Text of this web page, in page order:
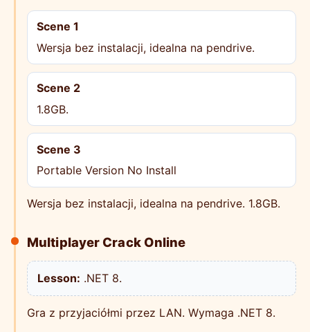
Scene 1
Wersja bez instalacji, idealna na pendrive.
Scene 2
1.8GB.
Scene 3
Portable Version No Install
Wersja bez instalacji, idealna na pendrive. 1.8GB.
Multiplayer Crack Online
Lesson: .NET 8.
Gra z przyjaciółmi przez LAN. Wymaga .NET 8.